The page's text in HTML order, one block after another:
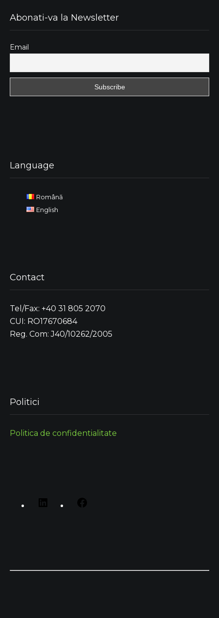
Abonati-va la Newsletter
Email
Language
Română
English
Contact
Tel/Fax: +40 31 805 2070
CUI: RO17670684
Reg. Com: J40/10262/2005
Politici
Politica de confidentialitate